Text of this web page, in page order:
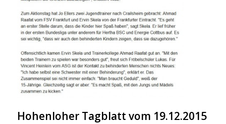
Hohenloher Tagblatt vom 19.12.2015